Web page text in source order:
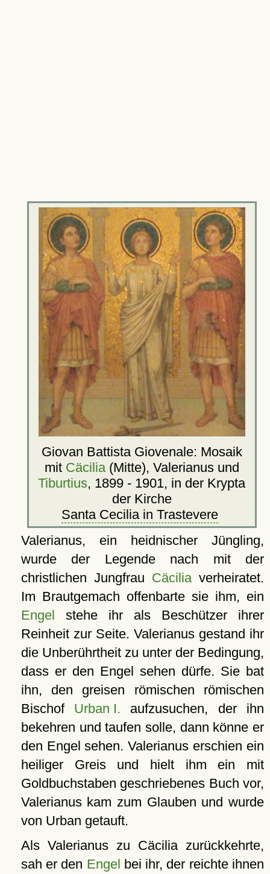
Giovan Battista Giovenale: Mosaik
mit Cäcilia(Mitte), Valerianus und
Tiburtius, 1899 - 1901, in der Krypta
der Kirche
Santa Cecilia in Trastevere
Valerianus, ein heidnischer Jüngling,
wurde der Legende nach mit der
christlichen Jungfrau Cäciliaverheiratet.
Im Brautgemach offenbarte sie ihm, ein
Engel stehe ihr als Beschützer ihrer
Reinheit zur Seite. Valerianus gestand ihr
die Unberührtheit zu unter der Bedingung,
dass er den Engel sehen dürfe. Sie bat
ihn, den greisen römischen römischen
Bischof Urban I. aufzusuchen, der ihn
bekehren und taufen solle, dann könne er
den Engel sehen. Valerianus erschien ein
heiliger Greis und hielt ihm ein mit
Goldbuchstaben geschriebenes Buch vor,
Valerianus kam zum Glauben und wurde
von Urban getauft.
Als Valerianus zu Cäcilia zurückkehrte,
sah er den Engel bei ihr, der reichte ihnen